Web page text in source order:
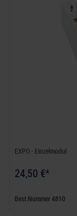
EXPO - Einzelmodul
24,50 €*
Best.Nummer 4810